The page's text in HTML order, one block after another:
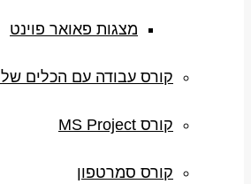
מצגות פאואר פוינט
קורס עבודה עם הכלים של Google
קורס MS Project
קורס סמרטפון